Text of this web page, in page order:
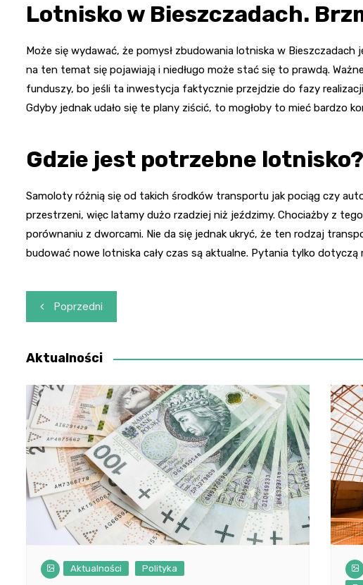
Lotnisko w Bieszczadach.
Może się wydawać, że pomysł zbudowania lotniska w Bieszczadach
na ten temat się pojawiają i niedługo może stać się to prawdą.
funduszy, bo jeśli ta inwestycja faktycznie przejdzie do fazy
Gdyby jednak udało się te plany ziścić, to mogłoby to mieć bardzo
Gdzie jest potrzebne lotnisko?
Samoloty różnią się od takich środków transportu jak pociąg czy
przestrzeni, więc latamy dużo rzadziej niż jeździmy. Chociażby z
porównaniu z dworcami. Nie da się jednak ukryć, że ten rodzaj
budować nowe lotniska cały czas są aktualne. Pytania tylko
Nawigacja
wpisu
Poprzedni
Aktualności
Aktualności Polityka